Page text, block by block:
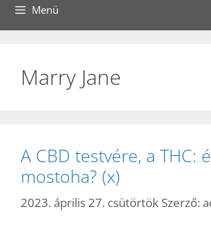
Menü
Marry Jane
A CBD testvére, a THC:
mostoha? (x)
2023. április 27. csütörtök Szerző: